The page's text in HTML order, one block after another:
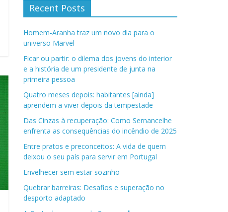
Recent Posts
Homem-Aranha traz um novo dia para o
universo Marvel
Ficar ou partir: o dilema dos jovens do interior
e a história de um presidente de junta na
primeira pessoa
Quatro meses depois: habitantes [ainda]
aprendem a viver depois da tempestade
Das Cinzas à recuperação: Como Sernancelhe
enfrenta as consequências do incêndio de 2025
Entre pratos e preconceitos: A vida de quem
deixou o seu país para servir em Portugal
Envelhecer sem estar sozinho
Quebrar barreiras: Desafios e superação no
desporto adaptado